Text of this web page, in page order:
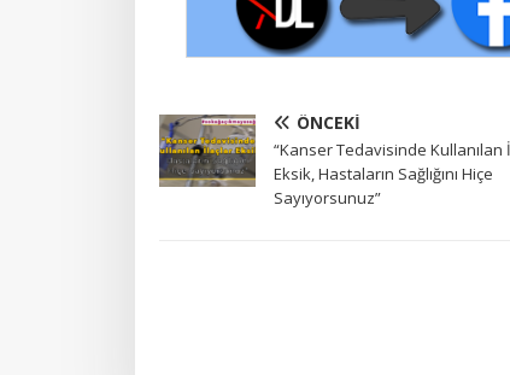
ÖNCEKI
“Kanser Tedavisinde Kullanılan
Eksik, Hastaların Sağlığını Hiçe
Sayıyorsunuz”